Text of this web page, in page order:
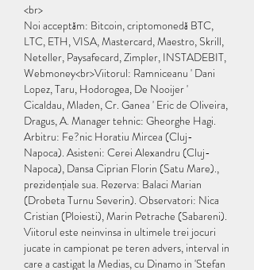
<br>
Noi acceptăm: Bitcoin, criptomonedă BTC,
LTC, ETH, VISA, Mastercard, Maestro, Skrill,
Neteller, Paysafecard, Zimpler, INSTADEBIT,
Webmoney<br>Viitorul: Ramniceanu ' Dani
Lopez, Taru, Hodorogea, De Nooijer '
Cicaldau, Mladen, Cr. Ganea ' Eric de Oliveira,
Dragus, A. Manager tehnic: Gheorghe Hagi.
Arbitru: Fe?nic Horatiu Mircea (Cluj-
Napoca). Asisteni: Cerei Alexandru (Cluj-
Napoca), Dansa Ciprian Florin (Satu Mare).,
prezidențiale sua. Rezerva: Balaci Marian
(Drobeta Turnu Severin). Observatori: Nica
Cristian (Ploiesti), Marin Petrache (Sabareni).
Viitorul este neinvinsa in ultimele trei jocuri
jucate in campionat pe teren advers, interval in
care a castigat la Medias, cu Dinamo in 'Stefan